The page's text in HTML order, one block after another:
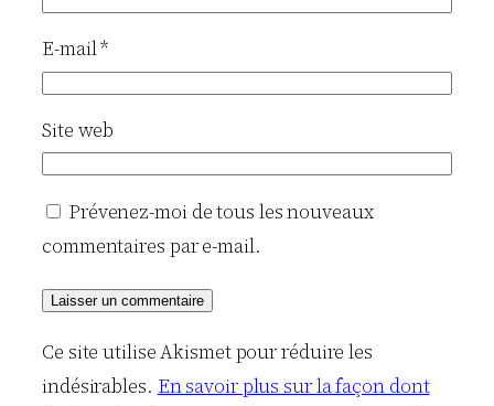
E-mail*
Site web
Prévenez-moi de tous les nouveaux
commentaires par e-mail.
Ce site utilise Akismet pour réduire les
indésirables. En savoir plus sur la façon dont